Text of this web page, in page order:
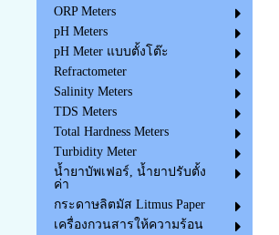
ORP Meters
pH Meters
pH Meter แบบตั้งโต๊ะ
Refractometer
Salinity Meters
TDS Meters
Total Hardness Meters
Turbidity Meter
น้ำยาบัพเฟอร์, น้ำยาปรับตั้ง
ค่า
กระดาษลิตมัส Litmus Paper
เครื่องกวนสารให้ความร้อน